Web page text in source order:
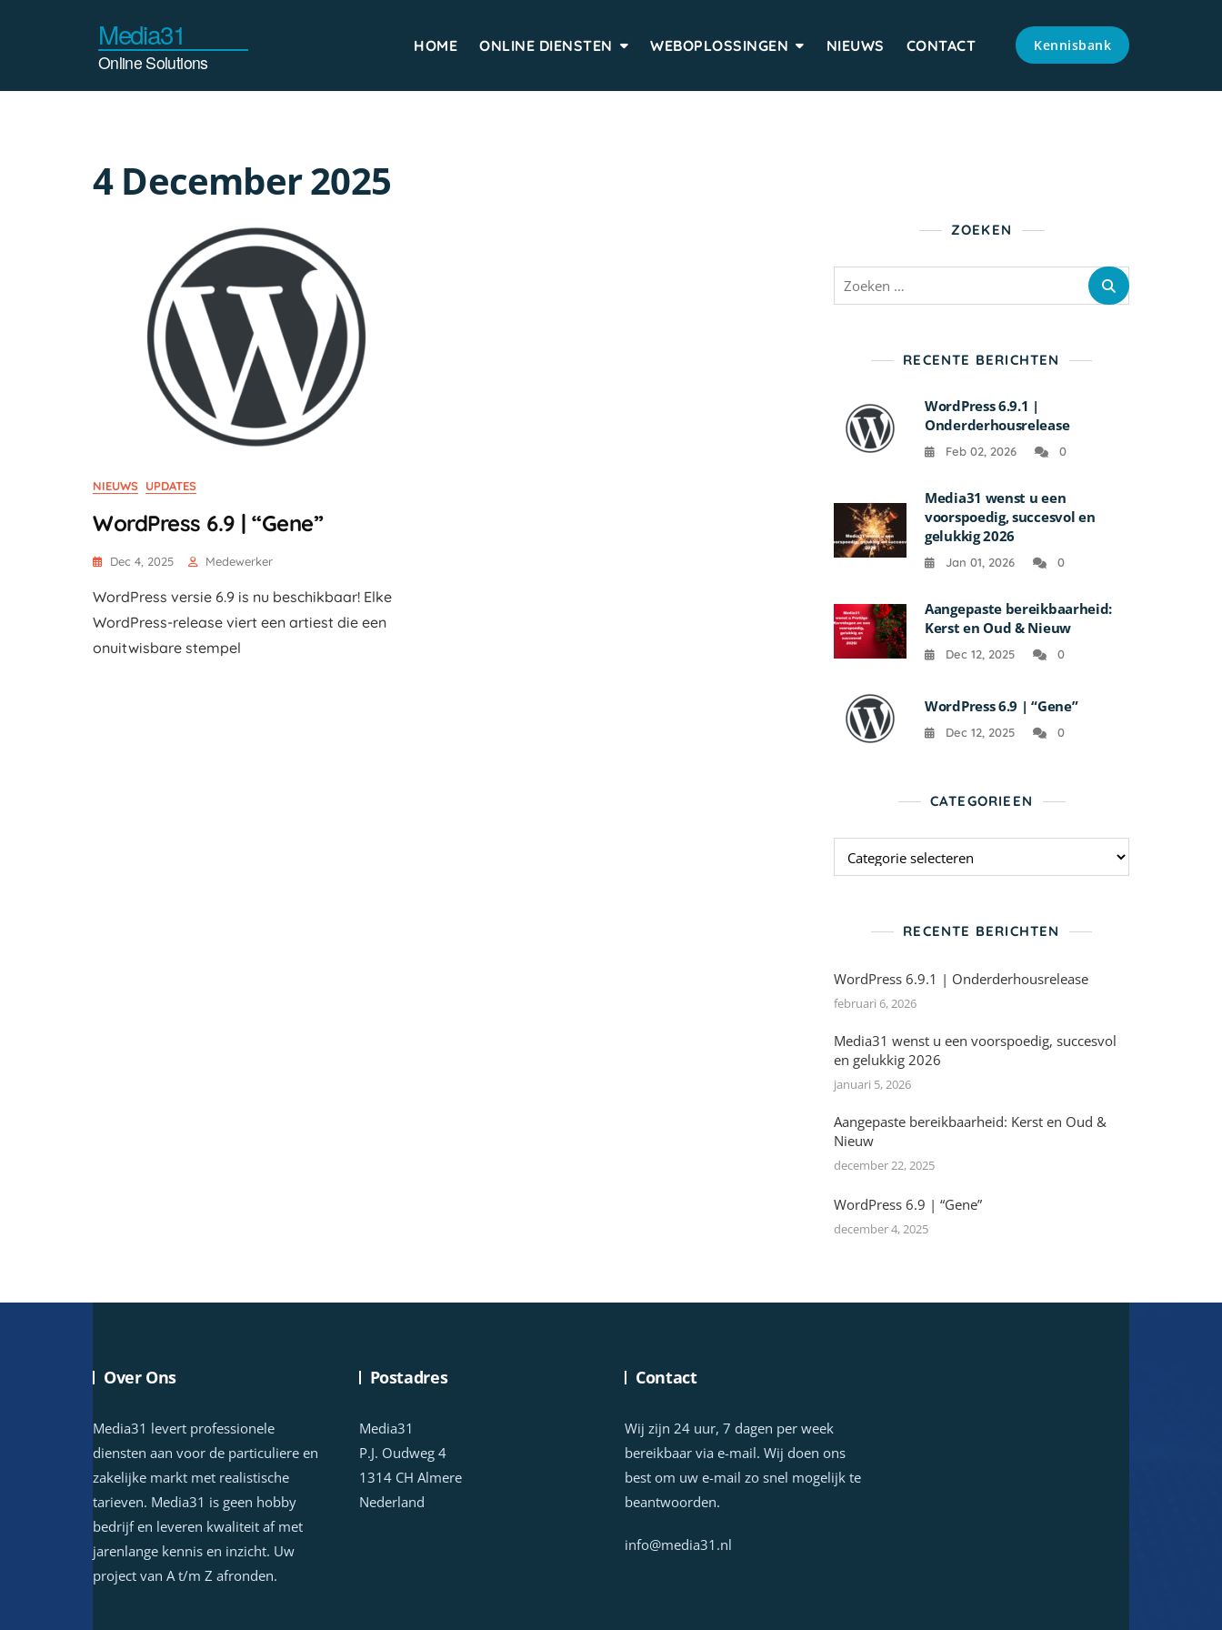
HOME ONLINE DIENSTEN WEBOPLOSSINGEN NIEUWS CONTACT Kennisbank
4 December 2025
NIEUWS UPDATES
WordPress 6.9 | “Gene”
Dec 4, 2025 Medewerker
WordPress versie 6.9 is nu beschikbaar! Elke
WordPress-release viert een artiest die een
onuitwisbare stempel
ZOEKEN
Zoeken
RECENTE BERICHTEN
WordPress 6.9.1 |
Onderderhousrelease
Feb 02, 2026 0
Media31 wenst u een
voorspoedig, succesvol en
gelukkig 2026
Jan 01, 2026 0
Aangepaste bereikbaarheid:
Kerst en Oud & Nieuw
Dec 12, 2025 0
WordPress 6.9 | “Gene”
Dec 12, 2025 0
CATEGORIEEN
RECENTE BERICHTEN
WordPress 6.9.1 | Onderderhousrelease
februari 6, 2026
Media31 wenst u een voorspoedig, succesvol
en gelukkig 2026
januari 5, 2026
Aangepaste bereikbaarheid: Kerst en Oud &
Nieuw
december 22, 2025
WordPress 6.9 | “Gene”
december 4, 2025
Over Ons
Media31 levert professionele
diensten aan voor de particuliere en
zakelijke markt met realistische
tarieven. Media31 is geen hobby
bedrijf en leveren kwaliteit af met
jarenlange kennis en inzicht. Uw
project van A t/m Z afronden.
Postadres
Media31
P.J. Oudweg 4
1314 CH Almere
Nederland
Contact
Wij zijn 24 uur, 7 dagen per week
bereikbaar via e-mail. Wij doen ons
best om uw e-mail zo snel mogelijk te
beantwoorden.
info@media31.nl